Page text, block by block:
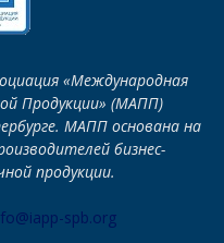
«Международная
Продукции» (МАПП)
МАПП основана на
бизнес-
продукции.
spb.org